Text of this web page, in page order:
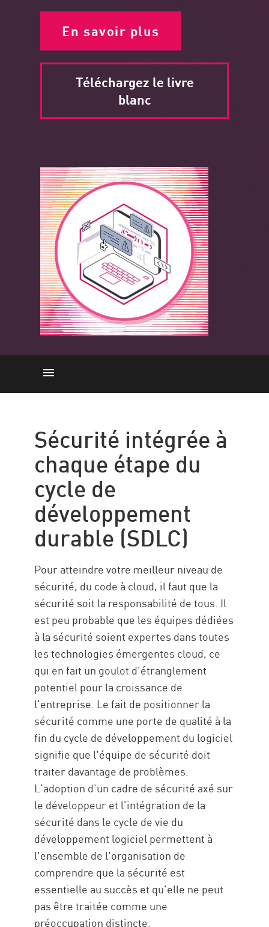
En savoir plus
Téléchargez le livre
blanc
Avantages
Check Point Spectral
Sécurité intégrée à
chaque étape du
cycle de
développement
durable (SDLC)
Pour atteindre votre meilleur niveau de
sécurité, du code à cloud, il faut que la
sécurité soit la responsabilité de tous. Il
est peu probable que les équipes dédiées
à la sécurité soient expertes dans toutes
les technologies émergentes cloud, ce
qui en fait un goulot d'étranglement
potentiel pour la croissance de
l'entreprise. Le fait de positionner la
sécurité comme une porte de qualité à la
fin du cycle de développement du logiciel
signifie que l'équipe de sécurité doit
traiter davantage de problèmes.
L'adoption d'un cadre de sécurité axé sur
le développeur et l'intégration de la
sécurité dans le cycle de vie du
développement logiciel permettent à
l'ensemble de l'organisation de
comprendre que la sécurité est
essentielle au succès et qu'elle ne peut
pas être traitée comme une
préoccupation distincte.